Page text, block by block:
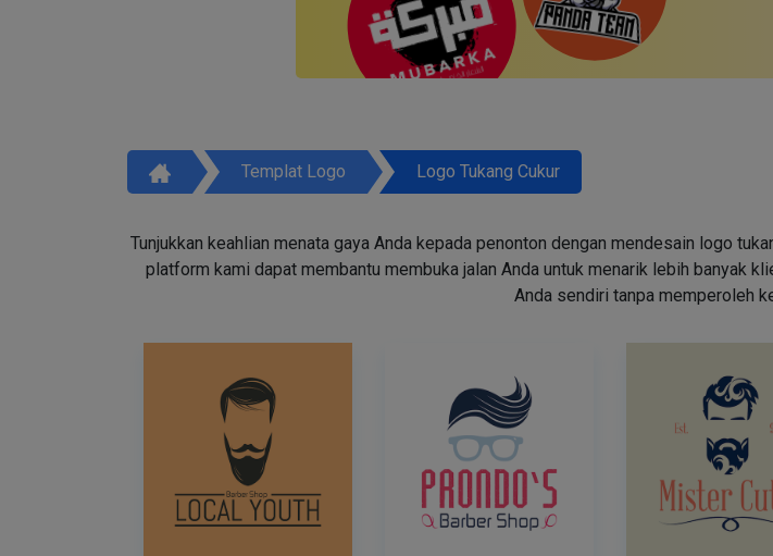
Templat Logo Logo Tukang Cukur
Tunjukkan keahlian menata gaya Anda kepada penonton dengan mendesain logo
platform kami dapat membantu membuka jalan Anda untuk menarik lebih banyak
Anda sendiri tanpa memperoleh